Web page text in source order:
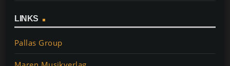
LINKS
Pallas Group